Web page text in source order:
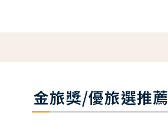
金旅獎/優旅選推薦